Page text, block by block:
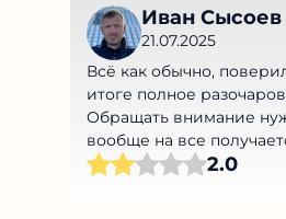
Иван Сысоев
21.07.2025
Всё как обычно,
итоге полное
Обращать внимание
вообще на все
2.0